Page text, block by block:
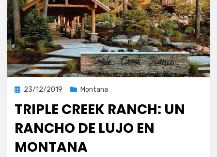
Publicada
23/12/2019 Montana
TRIPLE CREEK RANCH: UN
RANCHO DE LUJO EN
MONTANA